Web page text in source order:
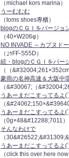
（michael kors marina）
うーむむむ
（toms shoes專櫃）
blogのＣＧＩをバージョ
（40×W206φ）
NO INVADE ～カプヌド
（｣ｩFF-S55D）
続・blogのＣＧＩをバー
（（&#32004;261×352cm
豪雨の名神高速＆大阪中
（&#30067;（
うあーまだこすってるよ
（
うあーまだこすってるよ
（0g×48&#12288;7011）
そんなわけで
（
うあーまだこすってるよ
（click this over here now